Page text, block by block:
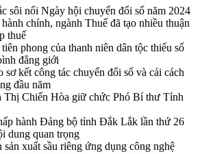
sôi nổi Ngày hội chuyển đổi số năm 2024
chính, ngành Thuế đã tạo nhiều thuận
thuế
phong của thanh niên dân tộc thiểu số
đẳng giới
sơ kết công tác chuyển đổi số và cải cách
đầu năm
Chiến Hòa giữ chức Phó Bí thư Tỉnh
hành Đảng bộ tỉnh Đắk Lắk lần thứ 26
dung quan trọng
xuất sầu riêng ứng dụng công nghệ